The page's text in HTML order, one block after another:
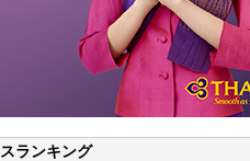
ランキング